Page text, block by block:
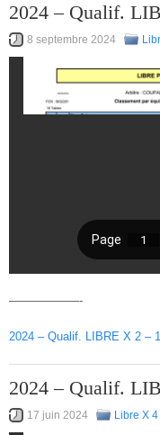
2024 – Qualif.
8 septembre 2024
——————-
2024 – Qualif. LIBRE X 2 –
2024 – Qualif.
17 juin 2024 Libre X